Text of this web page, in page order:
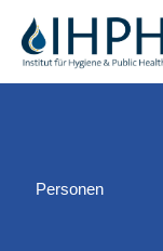
Personen